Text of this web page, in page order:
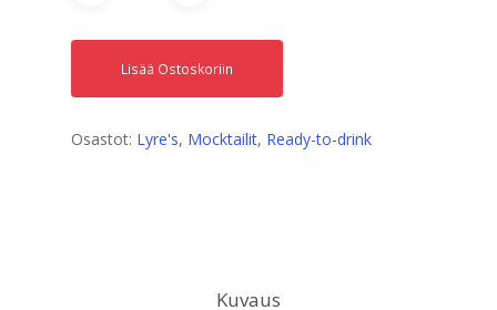
Lisää Ostoskoriin
Osastot: Lyre's, Mocktailit, Ready-to-drink
Kuvaus